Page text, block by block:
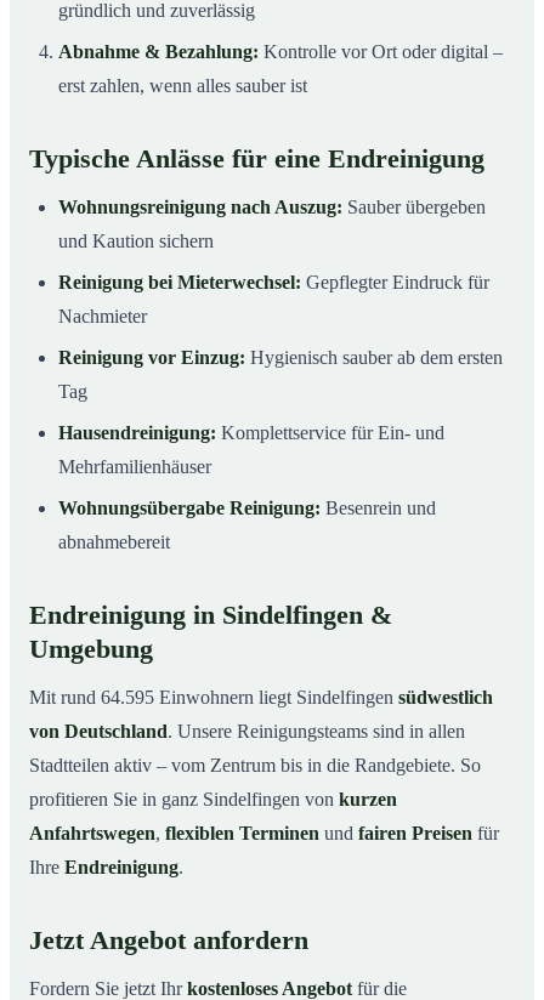
gründlich und zuverlässig
Abnahme & Bezahlung: Kontrolle vor Ort oder digital –
erst zahlen, wenn alles sauber ist
Typische Anlässe für eine Endreinigung
Wohnungsreinigung nach Auszug: Sauber übergeben
und Kaution sichern
Reinigung bei Mieterwechsel: Gepflegter Eindruck für
Nachmieter
Reinigung vor Einzug: Hygienisch sauber ab dem ersten
Tag
Hausendreinigung: Komplettservice für Ein- und
Mehrfamilienhäuser
Wohnungsübergabe Reinigung: Besenrein und
abnahmebereit
Endreinigung in Sindelfingen &
Umgebung
Mit rund 64.595 Einwohnern liegt Sindelfingen südwestlich
von Deutschland. Unsere Reinigungsteams sind in allen
Stadtteilen aktiv – vom Zentrum bis in die Randgebiete. So
profitieren Sie in ganz Sindelfingen von kurzen
Anfahrtswegen, flexiblen Terminen und fairen Preisen für
Ihre Endreinigung.
Jetzt Angebot anfordern
Fordern Sie jetzt Ihrkostenloses Angebot für die